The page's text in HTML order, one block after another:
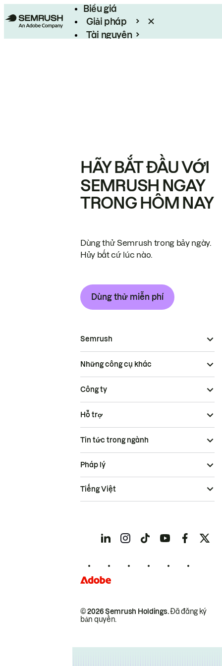
Biểu giá
Giải pháp
Tài nguyên
HÃY BẮT ĐẦU VỚI
SEMRUSH NGAY
TRONG HÔM NAY
Dùng thử Semrush trong bảy ngày.
Hủy bất cứ lúc nào.
Dùng thử miễn phí
Semrush
Những công cụ khác
Công ty
Hỗ trợ
Tin tức trong ngành
© 2026 Semrush Holdings.Đã đăng ký
bản quyền.
Pháp lý
Tiếng Việt